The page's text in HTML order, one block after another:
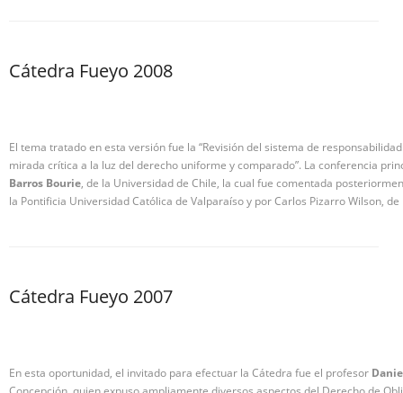
Cátedra Fueyo 2008
El tema tratado en esta versión fue la “Revisión del sistema de
mirada crítica a la luz del derecho uniforme y comparado”. La conferencia
Barros Bourie, de la Universidad de Chile, la cual fue comentada
la Pontificia Universidad Católica de Valparaíso y por Carlos Pizarro Wilson,
Cátedra Fueyo 2007
En esta oportunidad, el invitado para efectuar la Cátedra fue el profesor